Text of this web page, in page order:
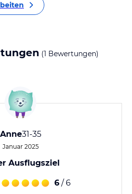
(1 Bewertungen)
Anne31-35
Januar 2025
Ausflugsziel
6 / 6